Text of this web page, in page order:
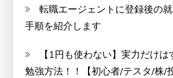
転職エージェントに登録後の
手順を紹介します
【1円も使わない】実力だけ
勉強方法！！【初心者/テスタ/株/